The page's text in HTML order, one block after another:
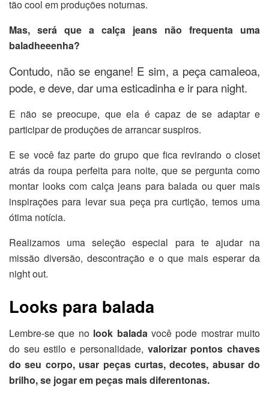
tão cool em produções noturnas.
Mas, será que a calça jeans não frequenta uma
baladheeenha?
Contudo, não se engane! E sim, a peça camaleoa,
pode, e deve, dar uma esticadinha e ir para night.
E não se preocupe, que ela é capaz de se adaptar e
participar de produções de arrancar suspiros.
E se você faz parte do grupo que fica revirando o closet
atrás da roupa perfeita para noite, que se pergunta como
montar looks com calça jeans para balada ou quer mais
inspirações para levar sua peça pra curtição, temos uma
ótima notícia.
Realizamos uma seleção especial para te ajudar na
missão diversão, descontração e o que mais esperar da
night out.
Looks para balada
Lembre-se que no look balada você pode mostrar muito
do seu estilo e personalidade, valorizar pontos chaves
do seu corpo, usar peças curtas, decotes, abusar do
brilho, se jogar em peças mais diferentonas.